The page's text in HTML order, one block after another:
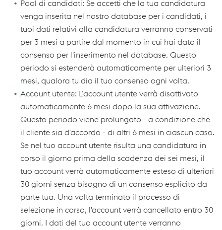
Pool di candidati: Se accetti che la tua candidatura
venga inserita nel nostro database per i candidati, i
tuoi dati relativi alla candidatura verranno conservati
per 3 mesi a partire dal momento in cui hai dato il
consenso per l'inserimento nel database. Questo
periodo si estenderà automaticamente per ulteriori 3
mesi, qualora tu dia il tuo consenso ogni volta.
Account utente: L’account utente verrà disattivato
automaticamente 6 mesi dopo la sua attivazione.
Questo periodo viene prolungato - a condizione che
il cliente sia d'accordo - di altri 6 mesi in ciascun caso.
Se nel tuo account utente risulta una candidatura in
corso il giorno prima della scadenza dei sei mesi, il
tuo account verrà automaticamente esteso di ulteriori
30 giorni senza bisogno di un consenso esplicito da
parte tua. Una volta terminato il processo di
selezione in corso, l'account verrà cancellato entro 30
giorni. I dati del tuo account utente verranno